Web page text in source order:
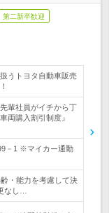
第二新卒歓迎
うトヨタ自動車販売
輩社員がイチから丁
両購入割引制度』
－1 ※マイカー通勤
・能力を考慮して決
なし…